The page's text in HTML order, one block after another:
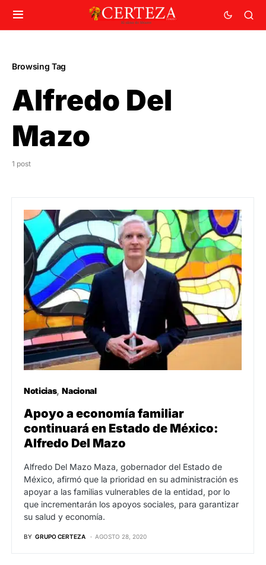
Browsing Tag
Alfredo Del
Mazo
1 post
Noticias Nacional
Apoyo a economía familiar
continuará en Estado de México:
Alfredo Del Mazo
Alfredo Del Mazo Maza, gobernador del Estado de
México, afirmó que la prioridad en su administración es
apoyar a las familias vulnerables de la entidad, por lo
que incrementarán los apoyos sociales, para garantizar
su salud y economía.
BY GRUPO CERTEZA AGOSTO 28, 2020